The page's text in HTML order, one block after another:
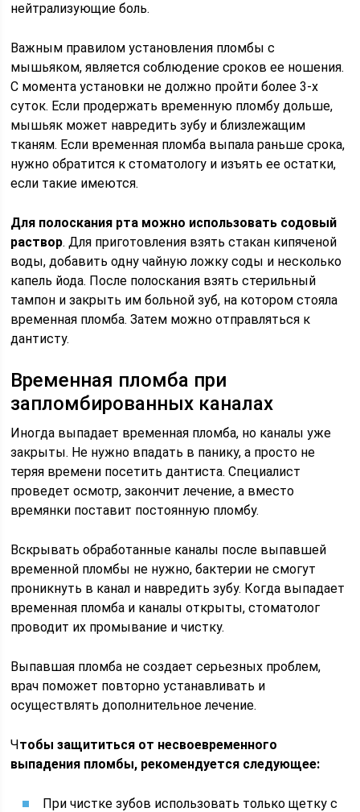
нейтрализующие боль.
Важным правилом установления пломбы с
мышьяком, является соблюдение сроков ее ношения.
С момента установки не должно пройти более 3-х
суток. Если продержать временную пломбу дольше,
мышьяк может навредить зубу и близлежащим
тканям. Если временная пломба выпала раньше срока,
нужно обратится к стоматологу и изъять ее остатки,
если такие имеются.
Для полоскания рта можно использовать содовый
раствор. Для приготовления взять стакан кипяченой
воды, добавить одну чайную ложку соды и несколько
капель йода. После полоскания взять стерильный
тампон и закрыть им больной зуб, на котором стояла
временная пломба. Затем можно отправляться к
дантисту.
Временная пломба при
запломбированных каналах
Иногда выпадает временная пломба, но каналы уже
закрыты. Не нужно впадать в панику, а просто не
теряя времени посетить дантиста. Специалист
проведет осмотр, закончит лечение, а вместо
времянки поставит постоянную пломбу.
Вскрывать обработанные каналы после выпавшей
временной пломбы не нужно, бактерии не смогут
проникнуть в канал и навредить зубу. Когда выпадает
временная пломба и каналы открыты, стоматолог
проводит их промывание и чистку.
Выпавшая пломба не создает серьезных проблем,
врач поможет повторно устанавливать и
осуществлять дополнительное лечение.
Чтобы защититься от несвоевременного
выпадения пломбы, рекомендуется следующее:
При чистке зубов использовать только щетку с